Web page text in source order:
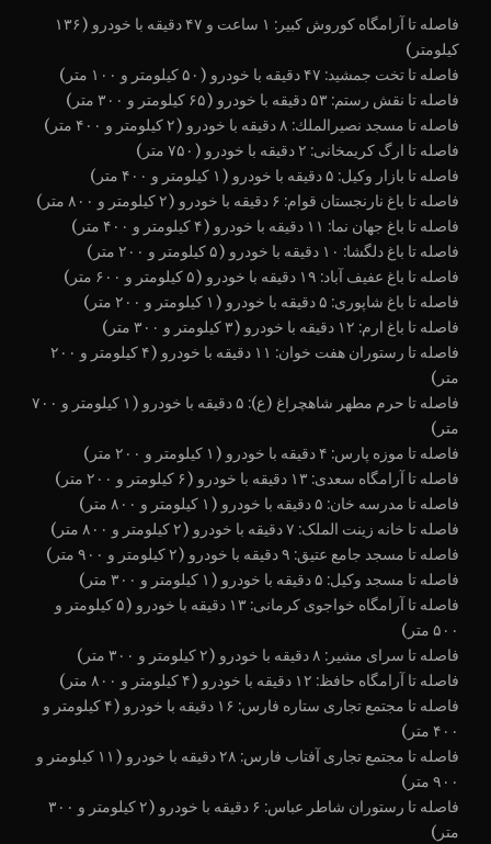
فاصله تا آرامگاه کوروش کبیر: ۱ ساعت و ۴۷ دقیقه با خودرو (۱۳۶
کیلومتر)
فاصله تا تخت جمشید: ۴۷ دقیقه با خودرو (۵۰ کیلومتر و ۱۰۰ متر)
فاصله تا نقش رستم: ۵۳ دقیقه با خودرو (۶۵ کیلومتر و ۳۰۰ متر)
فاصله تا مسجد نصيرالملك: ۸ دقیقه با خودرو (۲ کیلومتر و ۴۰۰ متر)
فاصله تا ارگ کریمخانی: ۲ دقیقه با خودرو (۷۵۰ متر)
فاصله تا بازار وکیل: ۵ دقیقه با خودرو (۱ کیلومتر و ۴۰۰ متر)
فاصله تا باغ نارنجستان قوام: ۶ دقیقه با خودرو (۲ کیلومتر و ۸۰۰ متر)
فاصله تا باغ جهان نما: ۱۱ دقیقه با خودرو (۴ کیلومتر و ۴۰۰ متر)
فاصله تا باغ دلگشا: ۱۰ دقیقه با خودرو (۵ کیلومتر و ۲۰۰ متر)
فاصله تا باغ عفیف آباد: ۱۹ دقیقه با خودرو (۵ کیلومتر و ۶۰۰ متر)
فاصله تا باغ شاپوری: ۵ دقیقه با خودرو (۱ کیلومتر و ۲۰۰ متر)
فاصله تا باغ ارم: ۱۲ دقیقه با خودرو (۳ کیلومتر و ۳۰۰ متر)
فاصله تا رستوران هفت خوان: ۱۱ دقیقه با خودرو (۴ کیلومتر و ۲۰۰
متر)
فاصله تا حرم مطهر شاهچراغ (ع): ۵ دقیقه با خودرو (۱ کیلومتر و ۷۰۰
متر)
فاصله تا موزه پارس: ۴ دقیقه با خودرو (۱ کیلومتر و ۲۰۰ متر)
فاصله تا آرامگاه سعدی: ۱۳ دقیقه با خودرو (۶ کیلومتر و ۲۰۰ متر)
فاصله تا مدرسه خان: ۵ دقیقه با خودرو (۱ کیلومتر و ۸۰۰ متر)
فاصله تا خانه زینت الملک: ۷ دقیقه با خودرو (۲ کیلومتر و ۸۰۰ متر)
فاصله تا مسجد جامع عتیق: ۹ دقیقه با خودرو (۲ کیلومتر و ۹۰۰ متر)
فاصله تا مسجد وکیل: ۵ دقیقه با خودرو (۱ کیلومتر و ۳۰۰ متر)
فاصله تا آرامگاه خواجوی كرمانی: ۱۳ دقیقه با خودرو (۵ کیلومتر و
۵۰۰ متر)
فاصله تا سرای مشیر: ۸ دقیقه با خودرو (۲ کیلومتر و ۳۰۰ متر)
فاصله تا آرامگاه حافظ: ۱۲ دقیقه با خودرو (۴ کیلومتر و ۸۰۰ متر)
فاصله تا مجتمع تجاری ستاره فارس: ۱۶ دقیقه با خودرو (۴ کیلومتر و
۴۰۰ متر)
فاصله تا مجتمع تجاری آفتاب فارس: ۲۸ دقیقه با خودرو (۱۱ کیلومتر و
۹۰۰ متر)
فاصله تا رستوران شاطر عباس: ۶ دقیقه با خودرو (۲ کیلومتر و ۳۰۰
متر)